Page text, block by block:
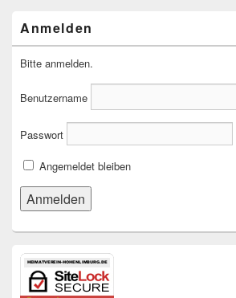
Anmelden
Bitte anmelden.
Benutzername
Passwort
Angemeldet bleiben